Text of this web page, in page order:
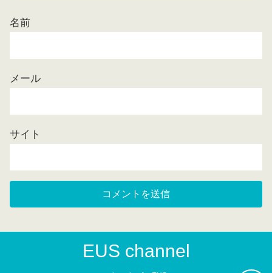
名前
メール
サイト
EUS channel